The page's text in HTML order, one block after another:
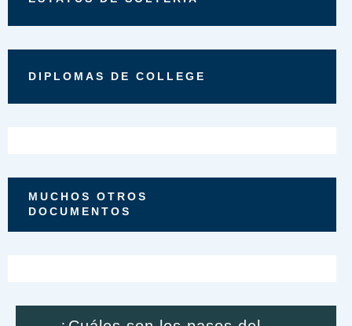
DIPLOMAS DE COLLEGE
MUCHOS OTROS
DOCUMENTOS